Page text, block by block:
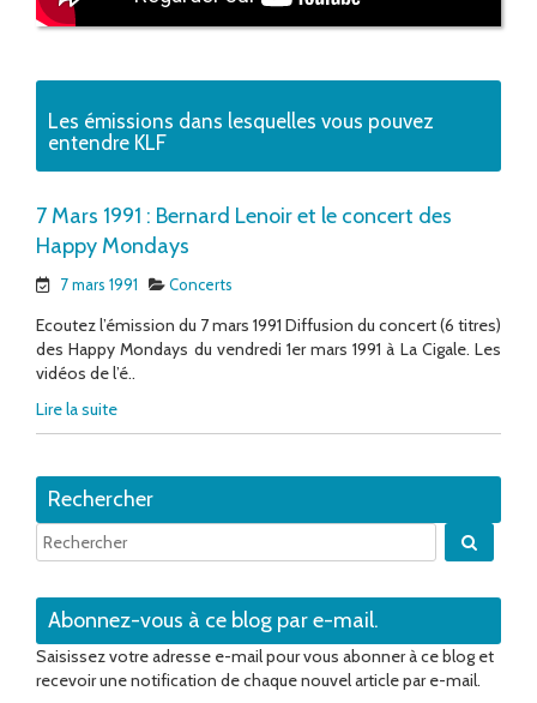
Les émissions dans lesquelles vous pouvez
entendre KLF
7 Mars 1991 : Bernard Lenoir et le concert des
Happy Mondays
7 mars 1991 Concerts
Ecoutez l’émission du 7 mars 1991 Diffusion du concert (6 titres)
des Happy Mondays du vendredi 1er mars 1991 à La Cigale. Les
vidéos de l’é..
Lire la suite
Rechercher
Abonnez-vous à ce blog par e-mail.
Saisissez votre adresse e-mail pour vous abonner à ce blog et
recevoir une notification de chaque nouvel article par e-mail.